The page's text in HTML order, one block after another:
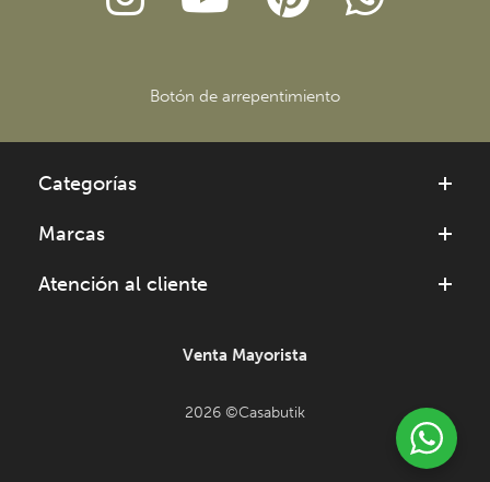
Botón de arrepentimiento
Categorías
Marcas
Atención al cliente
Venta Mayorista
2026 ©Casabutik